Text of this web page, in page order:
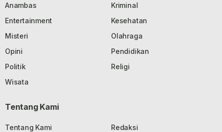
Anambas
Kriminal
Entertainment
Kesehatan
Misteri
Olahraga
Opini
Pendidikan
Politik
Religi
Wisata
Tentang Kami
Tentang Kami
Redaksi